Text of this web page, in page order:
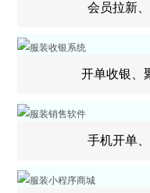
会员拉新
开单收银、
手机开单